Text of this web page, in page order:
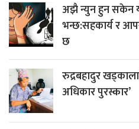
अझै न्युन हुन सकेन
भन्छ:सहकार्य र
छ
रुद्रबहादुर
अधिकार पुरस्कार’